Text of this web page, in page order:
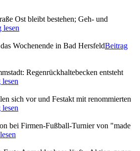
Ost bleibt bestehen; Geh- und
lesen
Wochenende in Bad HersfeldBeitrag
Regenrückhaltebecken entsteht
sich vor und Festakt mit renommierten
bei Firmen-Fußball-Turnier von "made